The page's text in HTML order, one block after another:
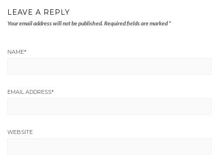
LEAVE A REPLY
Your email address will not be published. Required fields are marked*
NAME*
EMAIL ADDRESS*
WEBSITE